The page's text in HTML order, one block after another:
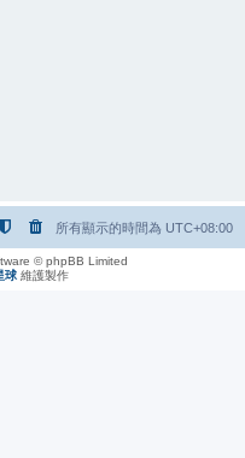
所有顯示的時間為 UTC+08:00
© phpBB Limited
球 維護製作